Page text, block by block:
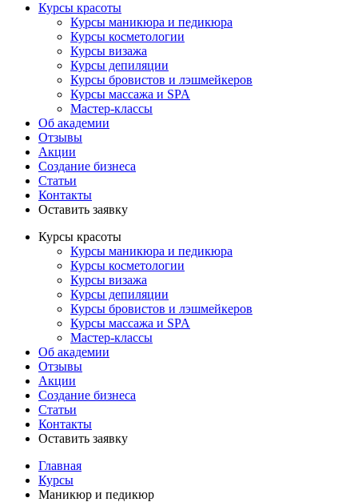
Курсы красоты
Курсы маникюра и педикюра
Курсы косметологии
Курсы визажа
Курсы депиляции
Курсы бровистов и лэшмейкеров
Курсы массажа и SPA
Мастер-классы
Об академии
Отзывы
Акции
Создание бизнеса
Статьи
Контакты
Оставить заявку
Курсы красоты
Курсы маникюра и педикюра
Курсы косметологии
Курсы визажа
Курсы депиляции
Курсы бровистов и лэшмейкеров
Курсы массажа и SPA
Мастер-классы
Об академии
Отзывы
Акции
Создание бизнеса
Статьи
Контакты
Оставить заявку
Главная
Курсы
Маникюр и педикюр